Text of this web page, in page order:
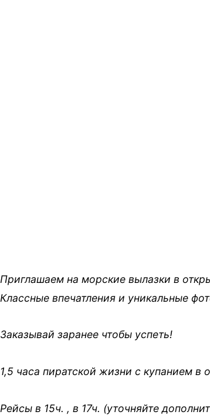
Приглашаем на морские вылазки в
Классные впечатления и уникальные
Заказывай заранее чтобы успеть!
1,5 часа пиратской жизни с купанием в
Рейсы в 15ч. , в 17ч. (уточняйте